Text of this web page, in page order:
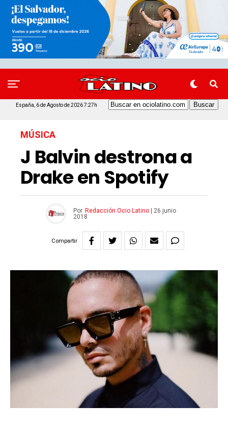
España, 6 de Agosto de 2026 7:27h
MÚSICA
J Balvin destrona a
Drake en Spotify
Por Redacción Ocio Latino|
26 junio
2018
Compartir